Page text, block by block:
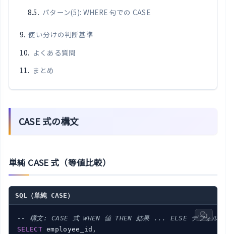
パターン(5): WHERE 句での CASE
使い分けの判断基準
よくある質問
まとめ
CASE 式の構文
単純 CASE 式（等値比較）
SQL（単純 CASE）
-- 構文: CASE 式 WHEN 値 THEN 結果 ... ELSE デフォルト
SELECT employee_id,